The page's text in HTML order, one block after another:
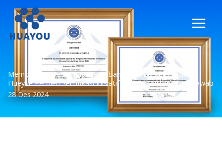
Lewati
konten
Membangun Dasar untuk Pembangunan Berkelanjutan |
Hueyue Peroleh Sertifikasi Inisiatif Mineral Bertanggung Jawab
28 Des 2024